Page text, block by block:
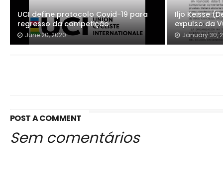
UCI define protocolo Covid-19 para
regresso da competição
June 20, 2020
Iljo Keisse
expulso da
January 30,
POST A COMMENT
Sem comentários